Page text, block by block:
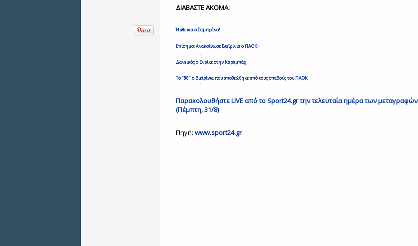
ΔΙΑΒΑΣΤΕ ΑΚΟΜΑ:
Ήρθε και ο Σαμπράνο!
Επίσημο: Ανακοίνωσε Βιεϊρίνια ο ΠΑΟΚ!
Δανεικός ο Ενρίκε στην Καραμπάχ
Το "88" ο Βιεϊρίνια που αποθεώθηκε από τους οπαδούς του ΠΑΟΚ
Παρακολουθήστε LIVE από το Sport24.gr την τελευταία ημέρα των μεταγραφών
(Πέμπτη, 31/8)
Πηγή: www.sport24.gr